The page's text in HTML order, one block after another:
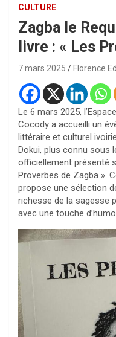
CULTURE
Zagba le
livre : « Les
7 mars 2025 Florence
Le 6 mars 2025,
Cocody a accueilli un
littéraire et culturel
Dokui, plus connu sous
officiellement présenté
Proverbes de Zagba ».
propose une sélection
richesse de la sagesse
avec une touche